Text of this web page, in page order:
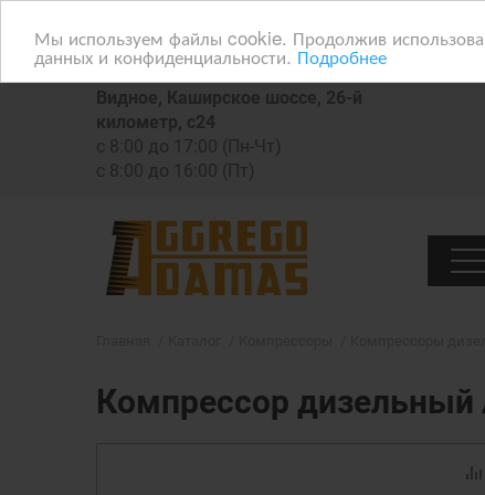
Мы используем файлы cookie. Продолжив
данных и конфиденциальности. Подробнее
Видное, Каширское шоссе, 26-й
километр, с24
с 8:00 до 17:00 (Пн-Чт)
с 8:00 до 16:00 (Пт)
Компрессор дизельный